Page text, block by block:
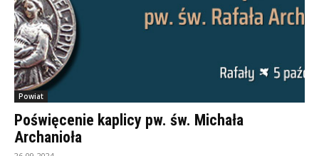
Powiat
Poświęcenie kaplicy pw. św. Michała
Archanioła